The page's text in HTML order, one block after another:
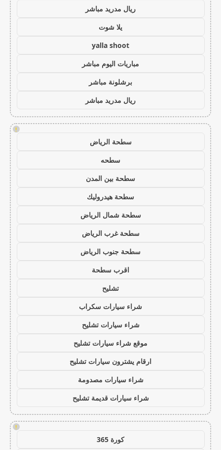
ريال مدريد مباشر
يلا شوت
yalla shoot
مباريات اليوم مباشر
برشلونة مباشر
ريال مدريد مباشر
!
سطحة الرياض
سطحه
سطحة بين المدن
سطحة هيدروليك
سطحة شمال الرياض
سطحة غرب الرياض
سطحة جنوب الرياض
اقرب سطحة
تشليح
شراء سيارات سكراب
شراء سيارات تشليح
موقع شراء سيارات تشليح
ارقام يشترون سيارات تشليح
شراء سيارات مصدومة
شراء سيارات قديمة تشليح
!
كورة 365